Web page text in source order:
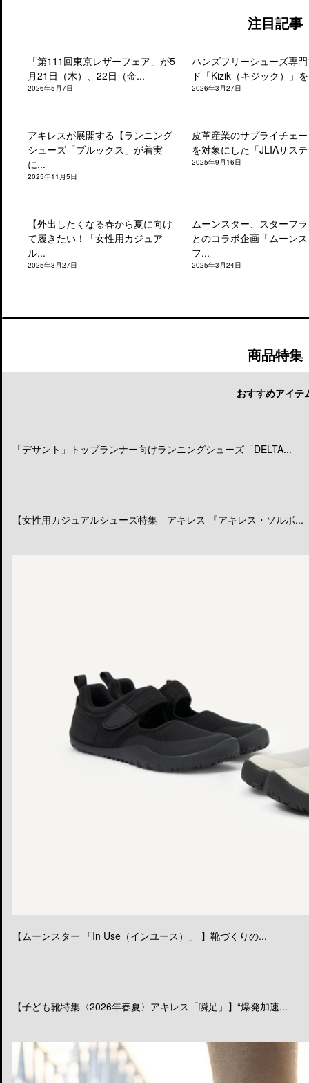
注目記事
「第111回東京レザーフェア」が5
月21日（木）、22日（金...
2026年5月7日
ハンズフリーシューズ専
ド「Kizik（キジック）」
2026年3月27日
アキレスが展開する【ランニング
シューズ「ブルックス」が着実
に...
2025年11月5日
皮革産業のサプライチェ
を対象にした「JLIAサス
2025年9月16日
【外出したくなる春から夏に向け
て履きたい！「女性用カジュア
ル...
2025年3月27日
ムーンスター、スターフ
とのコラボ企画「ムーン
フ...
2025年3月24日
商品特集
おすすめアイテ
「デサント」トップランナー向けランニングシューズ「DELTA...
【女性用カジュアルシューズ特集 アキレス 『アキレス・ソルボ...
【ムーンスター 「In Use（インユース）」 】靴づくりの...
【子ども靴特集〈2026年春夏〉アキレス「瞬足」】“爆発加速...